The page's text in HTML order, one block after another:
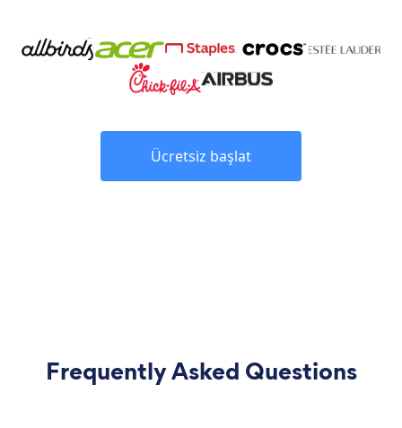
Ücretsiz başlat
Frequently Asked Questions